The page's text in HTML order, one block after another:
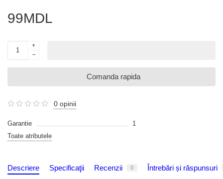
99MDL
Comanda rapida
0 opinii
Garantie
1
Toate atributele
Descriere Specificaţii Recenzii 0 Întrebări și răspunsuri